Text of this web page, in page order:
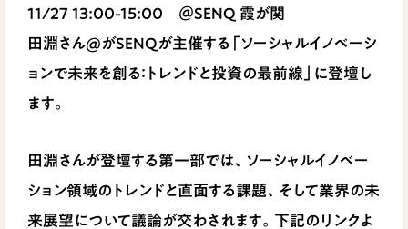
11/27 13:00-15:00 ＠SENQ 霞が関
田淵さん@がSENQが主催する「ソーシャルイノベーシ
ョンで未来を創る：トレンドと投資の最前線」に登壇し
ます。
田淵さんが登壇する第一部では、ソーシャルイノベー
ション領域のトレンドと直面する課題、そして業界の未
来展望について議論が交わされます。下記のリンクよ